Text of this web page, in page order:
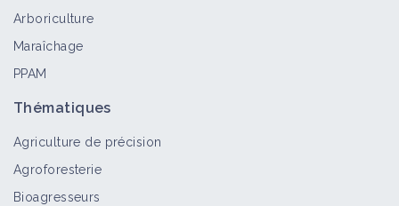
Arboriculture
Maraîchage
PPAM
Thématiques
Agriculture de précision
Agroforesterie
Bioagresseurs